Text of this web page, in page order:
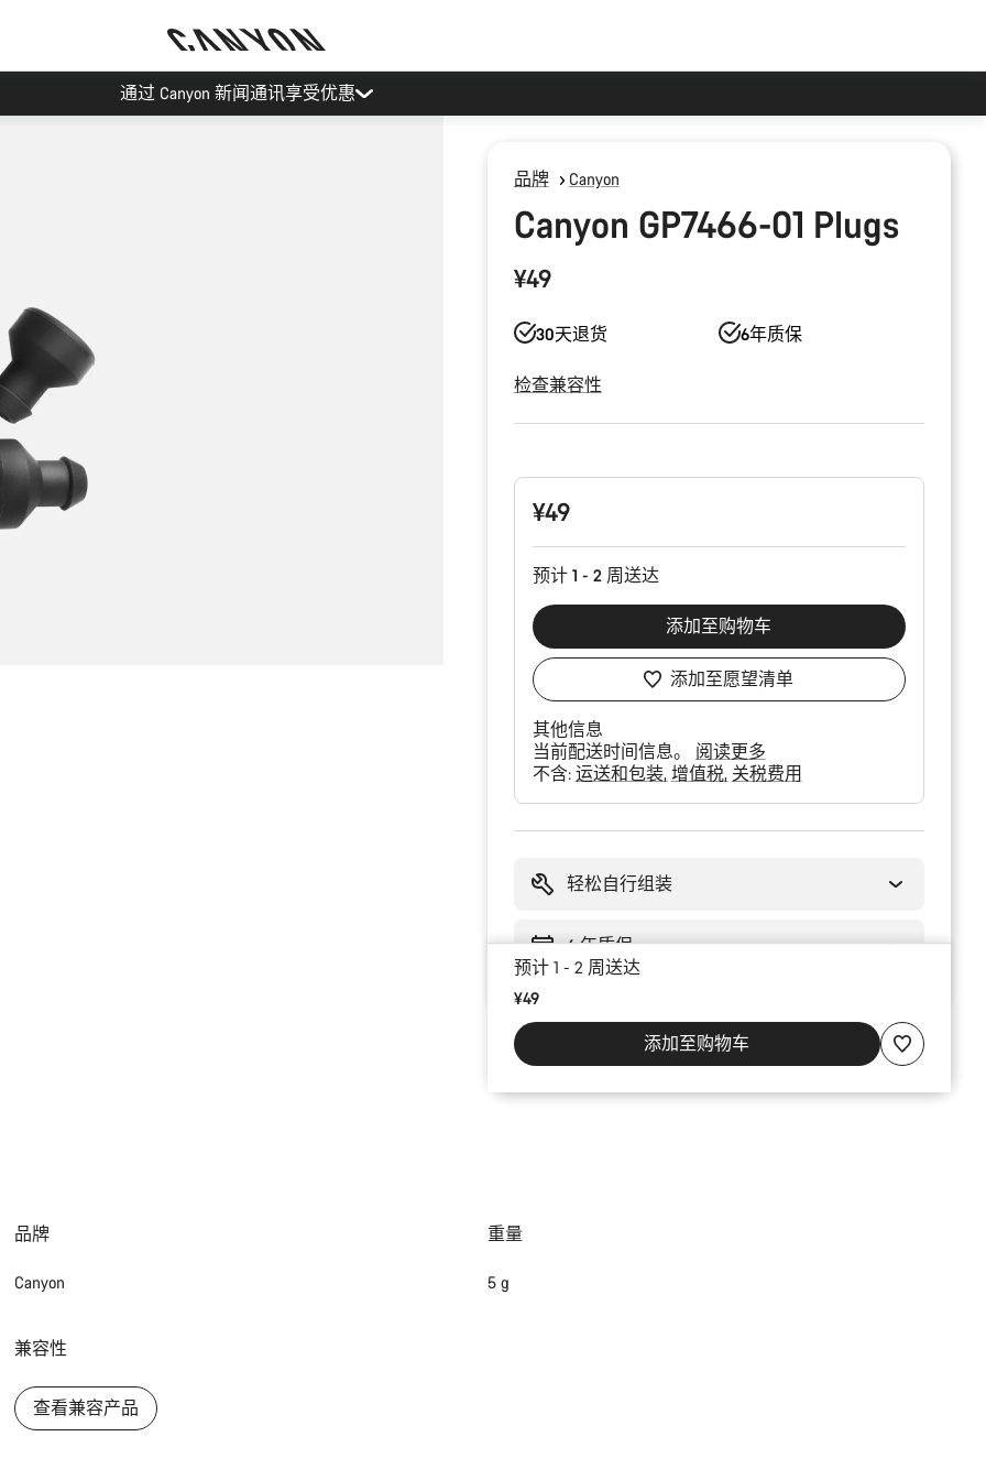
通过 Canyon 新闻通讯享受优惠
品牌 Canyon
Canyon GP7466-01 Plugs
¥49
30天退货 6年质保
检查兼容性
配
¥49
预计 1 - 2 周送达
添加至购物车
添加至愿望清单
其他信息
当前配送时间信息。 阅读更多
不含: 运送和包装 增值税 关税费用
轻松自行组装
6 年质保
预计 1 - 2 周送达
¥49
添加至购物车
品牌
Canyon
重量
5 g
兼容性
查看兼容产品